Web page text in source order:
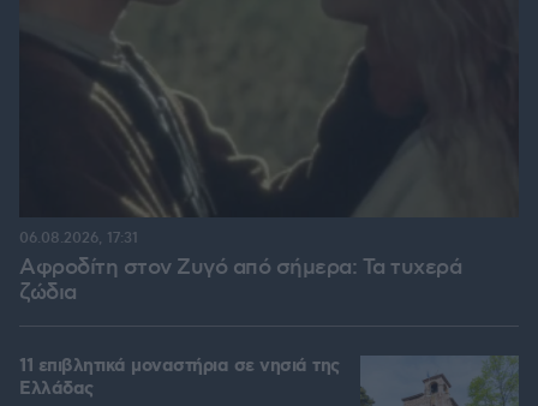
Αφροδίτη στον Ζυγό από σήμερα: Τα τυχερά
ζώδια
06.08.2026, 17:31
11 επιβλητικά μοναστήρια σε νησιά της
Ελλάδας